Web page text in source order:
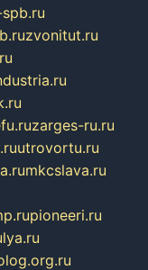
zvonitut.ru
zarges-ru.ru
utrovortu.ru
mkcslava.ru
pioneeri.ru